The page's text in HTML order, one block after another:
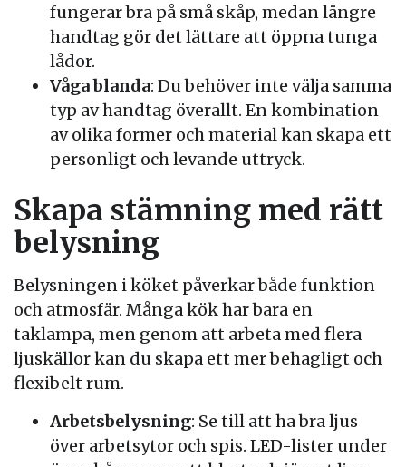
fungerar bra på små skåp, medan längre
handtag gör det lättare att öppna tunga
lådor.
Våga blanda: Du behöver inte välja samma
typ av handtag överallt. En kombination
av olika former och material kan skapa ett
personligt och levande uttryck.
Skapa stämning med rätt
belysning
Belysningen i köket påverkar både funktion
och atmosfär. Många kök har bara en
taklampa, men genom att arbeta med flera
ljuskällor kan du skapa ett mer behagligt och
flexibelt rum.
Arbetsbelysning: Se till att ha bra ljus
över arbetsytor och spis. LED-lister under